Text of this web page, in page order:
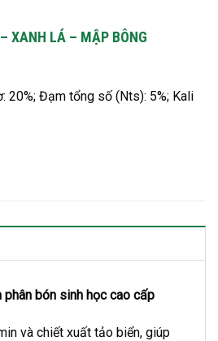
XANH LÁ – MẬP BÔNG
20%; Đạm tổng số (Nts): 5%; Kali
bón sinh học cao cấp
và chiết xuất tảo biển, giúp